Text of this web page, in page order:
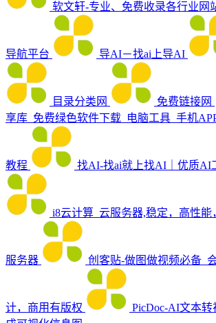
软文轩-专业、免费收录各行业网
导航平台 导AI－找ai上导AI
目录分类网 免费链接网
享库_免费绿色软件下载_电脑工具_手机
教程 找AI-找ai就上找AI｜优质AI
i8云计算_云服务器,稳定，高性能
服务器 创客贴-做图做视频必备_
计，商用有版权
PicDoc-AI文本